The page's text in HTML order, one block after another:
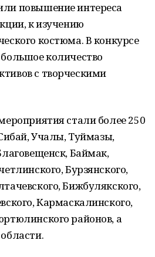
повышение интереса
к изучению
костюма. В конкурсе
количество
с творческими
стали более 250
Учалы, Туймазы,
Баймак,
Бурзянского,
Бижбулякского,
Кармаскалинского,
районов, а